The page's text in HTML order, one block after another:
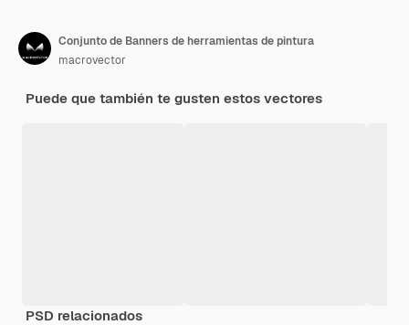
Conjunto de Banners de herramientas de pintura
macrovector
Puede que también te gusten estos vectores
PSD relacionados